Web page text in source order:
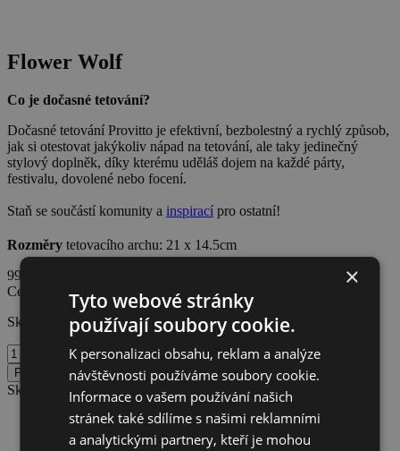
Flower Wolf
Co je dočasné tetování?
Dočasné tetování Provitto je efektivní, bezbolestný a rychlý způsob,
jak si otestovat jakýkoliv nápad na tetování, ale taky jedinečný
stylový doplněk, díky kterému uděláš dojem na každé párty,
festivalu, dovolené nebo focení.
Staň se součástí komunity a inspirací pro ostatní!
Rozměry tetovacího archu: 21 x 14.5cm
99
Cena včetně DPH • Dočasné tetování Provitto
Skladem
Flower
Wolf
množství
Přidat do košíku
Skladem • Odesíláme do 24 hodin
Jednoduchá aplikace jen s vodou
Vydrží 3–7 dní podle typu pokožky
×
Tyto webové stránky
používají soubory cookie.
K personalizaci obsahu, reklam a analýze
návštěvnosti používáme soubory cookie.
Informace o vašem používání našich
stránek také sdílíme s našimi reklamními
a analytickými partnery, kteří je mohou